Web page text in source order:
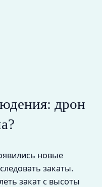
дрон
новые
закаты.
закат с высоты